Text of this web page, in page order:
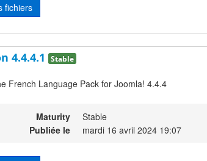
fichiers
4.4.4.1 Stable
French Language Pack for Joomla! 4.4.4
Maturity
Stable
Publiée le
mardi 16 avril 2024 19:07